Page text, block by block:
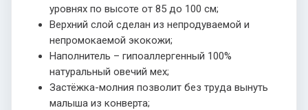
уровнях по высоте от 85 до 100 см;
Верхний слой сделан из непродуваемой и
непромокаемой экокожи;
Наполнитель – гипоаллергенный 100%
натуральный овечий мех;
Застёжка-молния позволит без труда вынуть
малыша из конверта;